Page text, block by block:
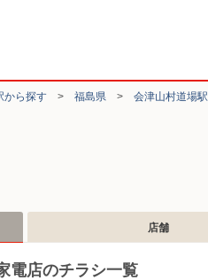
から探す > 福島県 > 会津山村道場駅
店舗
電店のチラシ一覧